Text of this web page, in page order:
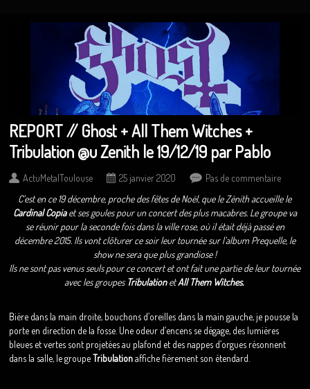
REPORT // Ghost + All Them Witches +
Tribulation @u Zenith le 19/12/19 par Pablo
ActuMetalToulouse 25 janvier 2020
Pas de commentaire
C’est en ce 19 décembre, proche des fêtes de Noël, que le Zénith accueille le
Cardinal Copiaet ses goules pour un concert des plus macabres. Le groupe va
se réunir pour la seconde fois dans la ville rose, où il était déjà passé en
décembre 2015. Ils vont clôturer ce soir leur tournée sur l’album Prequelle, le
show ne sera que plus grandiose !
Ils ne sont pas venus seuls pour ce concert et ont fait une partie de leur tournée
avec les groupes TribulationetAll Them Witches.
Bière dans la main droite, bouchons d’oreilles dans la main gauche, je pousse la
porte en direction de la fosse. Une odeur d’encens se dégage, des lumières
bleues et vertes sont projetées au plafond et des nappes d’orgues résonnent
dans la salle, le groupeTribulationaffiche fièrement son étendard.